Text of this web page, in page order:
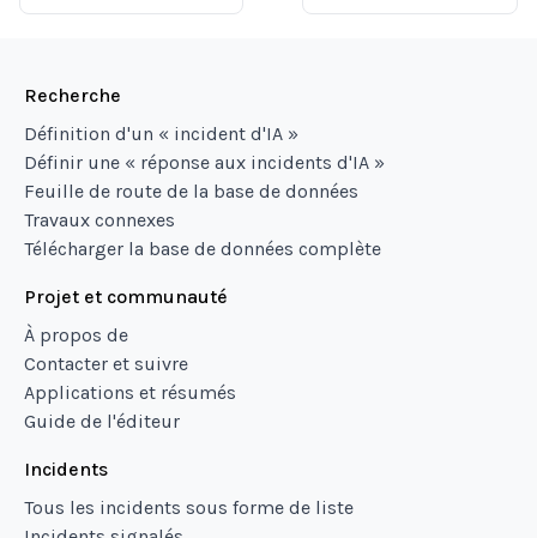
Recherche
Définition d'un « incident d'IA »
Définir une « réponse aux incidents d'IA »
Feuille de route de la base de données
Travaux connexes
Télécharger la base de données complète
Projet et communauté
À propos de
Contacter et suivre
Applications et résumés
Guide de l'éditeur
Incidents
Tous les incidents sous forme de liste